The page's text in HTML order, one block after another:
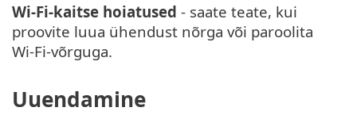
Wi-Fi-kaitse hoiatused - saate teate, kui
proovite luua ühendust nõrga või paroolita
Wi-Fi-võrguga.
Uuendamine